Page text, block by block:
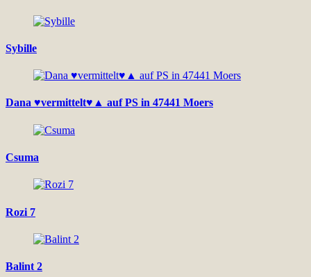
Sybille
Dana ♥vermittelt♥▲ auf PS in 47441 Moers
Csuma
Rozi 7
Balint 2